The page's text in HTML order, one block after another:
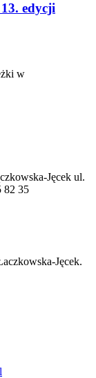
edycji
w
Jęcek ul.
82 35
Jęcek.